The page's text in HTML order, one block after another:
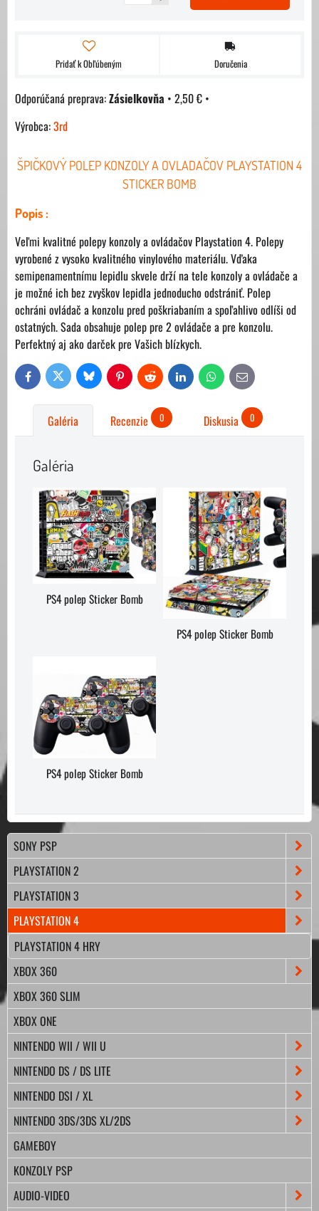
Pridať k Obľúbeným Doručenia
Zásielkovňa • 2,50 € •
Výrobca:3rd
ŠPIČKOVÝ POLEP KONZOLY A OVLADAČOV PLAYSTATION 4
STICKER BOMB
Popis :
Veľmi kvalitné polepy konzoly a ovládačov Playstation 4. Polepy
vyrobené z vysoko kvalitného vinylového materiálu. Vďaka
semipenamentnímu lepidlu skvele drží na tele konzoly a ovládače a
je možné ich bez zvyškov lepidla jednoducho odstrániť. Polep
ochráni ovládač a konzolu pred poškriabaním a spoľahlivo odlíši od
ostatných. Sada obsahuje polep pre 2 ovládače a pre konzolu.
Perfektný aj ako darček pre Vašich blízkych.
FacebookTwitter Bluesky PinterestReddit LinkedIn WhatsAppE-
mail
Galéria Recenzie 0 Diskusia 0
Galéria
PS4 polep Sticker Bomb
PS4 polep Sticker Bomb
PS4 polep Sticker Bomb
SONY PSP
PLAYSTATION 2
PLAYSTATION 3
PLAYSTATION 4
PLAYSTATION 4 HRY
XBOX 360
XBOX 360 SLIM
XBOX ONE
NINTENDO WII / WII U
NINTENDO DS / DS LITE
NINTENDO DSI / XL
NINTENDO 3DS/3DS XL/2DS
GAMEBOY
KONZOLY PSP
AUDIO-VIDEO